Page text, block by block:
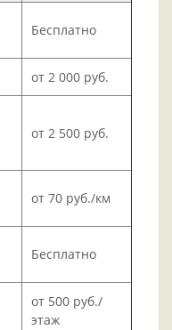
Бесплатно
от 2 000 руб.
от 2 500 руб.
от 70 руб./км
Бесплатно
от 500 руб./
этаж